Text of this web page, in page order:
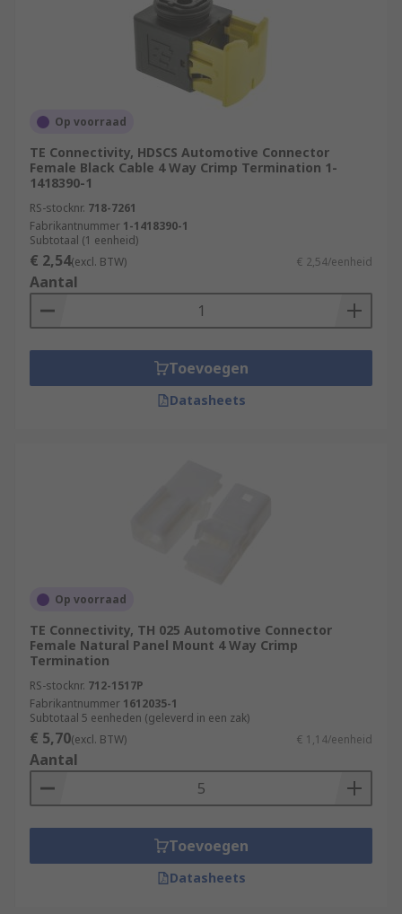
Op voorraad
TE Connectivity, HDSCS Automotive Connector
Female Black Cable 4 Way Crimp Termination 1-
1418390-1
RS-stocknr. 718-7261
Fabrikantnummer 1-1418390-1
Subtotaal (1 eenheid)
€ 2,54(excl. BTW) € 2,54/eenheid
Aantal
Toevoegen
Datasheets
Op voorraad
TE Connectivity, TH 025 Automotive Connector
Female Natural Panel Mount 4 Way Crimp
Termination
RS-stocknr. 712-1517P
Fabrikantnummer 1612035-1
Subtotaal 5 eenheden (geleverd in een zak)
€ 5,70(excl. BTW) € 1,14/eenheid
Aantal
Toevoegen
Datasheets